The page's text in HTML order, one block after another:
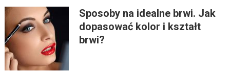
Sposoby na idealne brwi. Jak
dopasować kolor i kształt
brwi?